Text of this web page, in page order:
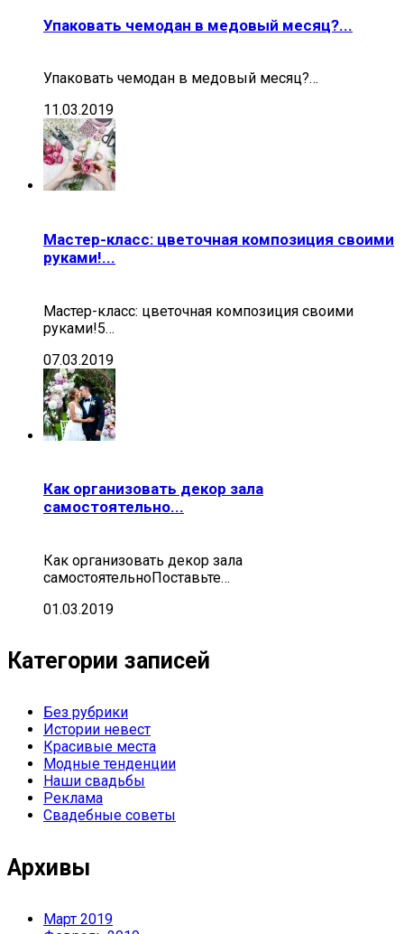
Упаковать чемодан в медовый месяц?...
Упаковать чемодан в медовый месяц?…
11.03.2019
Мастер-класс: цветочная композиция своими
руками!...
Мастер-класс: цветочная композиция своими
руками!5…
07.03.2019
Как организовать декор зала
самостоятельно...
Как организовать декор зала
самостоятельноПоставьте…
01.03.2019
Категории записей
Без рубрики
Истории невест
Красивые места
Модные тенденции
Наши свадьбы
Реклама
Свадебные советы
Архивы
Март 2019